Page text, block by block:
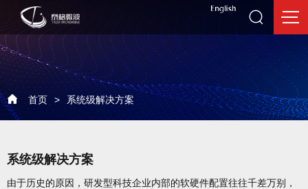
首页 > 系统级解决方案
系统级解决方案
由于历史的原因，研发型科技企业内部的软硬件配置往往千差万别，